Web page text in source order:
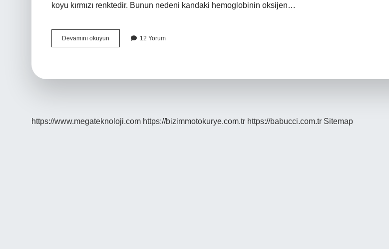
koyu kırmızı renktedir. Bunun nedeni kandaki hemoglobinin oksijen…
Devamını okuyun
Damarları
12 Yorum
https://www.megateknoloji.com https://bizimmotokurye.com.tr https://babucci.com.tr Sitemap